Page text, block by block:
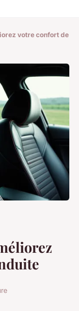
votre confort de